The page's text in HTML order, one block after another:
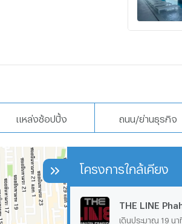
แหล่งช้อปปิ้ง ถนน/ย่านธุรกิจ
โครงการใกล้เคียง
THE LINE
เดินประมาณ 19 นา